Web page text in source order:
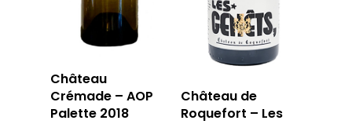
Château
Crémade – AOP
Palette 2018
Château de
Roquefort – Les
LA CAVE
LA CAVE
LA TABLE